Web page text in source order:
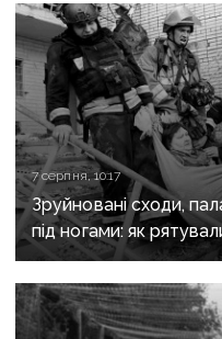
7 серпня, 10:17
Зруйновані сходи,
під ногами: як
багатоповерхівки в